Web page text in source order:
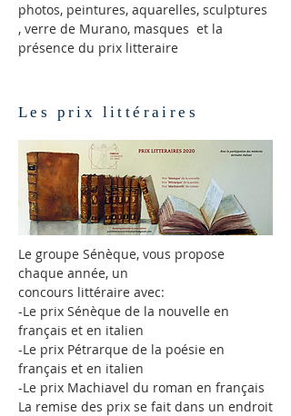
photos, peintures, aquarelles, sculptures
, verre de Murano, masques et la
présence du prix litteraire
Les prix littéraires
Le groupe Sénèque, vous propose
chaque année, un
concours littéraire avec:
-Le prix Sénèque de la nouvelle en
français et en italien
-Le prix Pétrarque de la poésie en
français et en italien
-Le prix Machiavel du roman en français
La remise des prix se fait dans un endroit